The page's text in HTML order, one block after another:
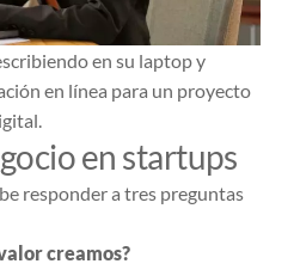
en su laptop y
en línea para un proyecto
en startups
responder a tres preguntas
creamos?